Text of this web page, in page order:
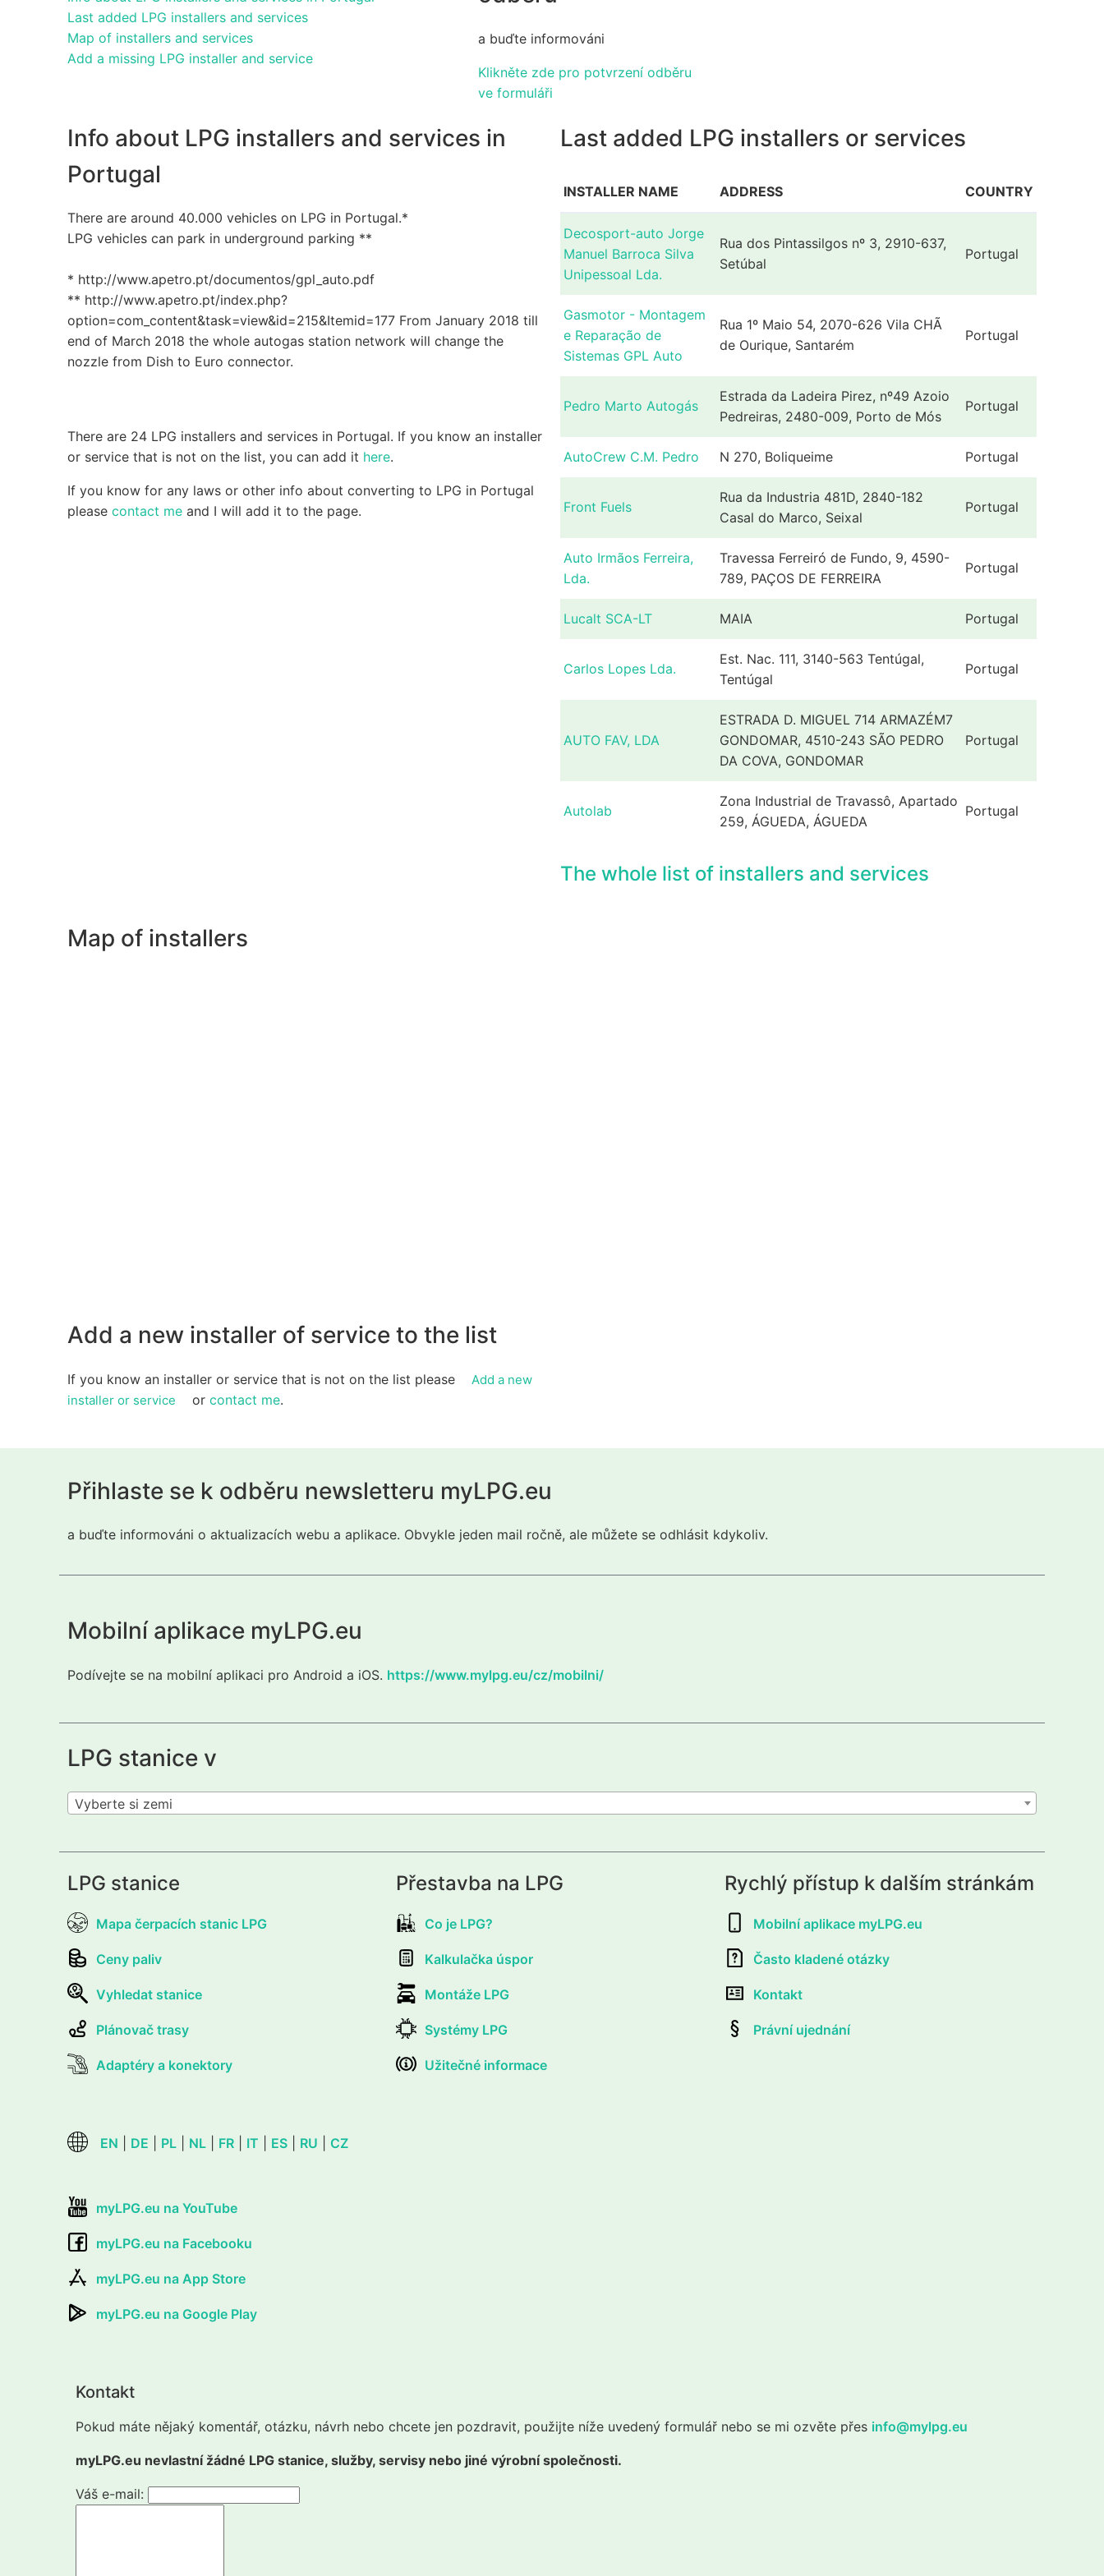
Last added LPG installers and services
Map of installers and services
Add a missing LPG installer and service
a buďte informováni
Klikněte zde pro potvrzení odběru
ve formuláři
Info about LPG installers and services in
Portugal
There are around 40.000 vehicles on LPG in Portugal.*
LPG vehicles can park in underground parking **
* http://www.apetro.pt/documentos/gpl_auto.pdf
** http://www.apetro.pt/index.php?
option=com_content&task=view&id=215&Itemid=177 From January 2018 till
end of March 2018 the whole autogas station network will change the
nozzle from Dish to Euro connector.
There are 24 LPG installers and services in Portugal. If you know an installer
or service that is not on the list, you can add it here.
If you know for any laws or other info about converting to LPG in Portugal
please contact me and I will add it to the page.
Last added LPG installers or services
INSTALLER NAME ADDRESS COUNTRY
Decosport-auto Jorge
Manuel Barroca Silva
Unipessoal Lda.
Rua dos Pintassilgos nº 3, 2910-637,
Setúbal
Portugal
Gasmotor - Montagem
e Reparação de
Sistemas GPL Auto
Rua 1º Maio 54, 2070-626 Vila CHÃ
de Ourique, Santarém
Portugal
Pedro Marto Autogás
Estrada da Ladeira Pirez, nº49 Azoio
Pedreiras, 2480-009, Porto de Mós
Portugal
AutoCrew C.M. Pedro N 270, Boliqueime Portugal
Front Fuels
Rua da Industria 481D, 2840-182
Casal do Marco, Seixal
Portugal
Auto Irmãos Ferreira,
Lda.
Travessa Ferreiró de Fundo, 9, 4590-
789, PAÇOS DE FERREIRA
Portugal
Lucalt SCA-LT MAIA Portugal
Carlos Lopes Lda.
Est. Nac. 111, 3140-563 Tentúgal,
Tentúgal
Portugal
AUTO FAV, LDA
ESTRADA D. MIGUEL 714 ARMAZÉM7
GONDOMAR, 4510-243 SÃO PEDRO
DA COVA, GONDOMAR
Portugal
Autolab
Zona Industrial de Travassô, Apartado
259, ÁGUEDA, ÁGUEDA
Portugal
The whole list of installers and services
Map of installers
Add a new installer of service to the list
If you know an installer or service that is not on the list please
Add a new
installer or service
or contact me.
Přihlaste se k odběru newsletteru myLPG.eu
a buďte informováni o aktualizacích webu a aplikace. Obvykle jeden mail ročně, ale můžete se odhlásit kdykoliv.
Mobilní aplikace myLPG.eu
Podívejte se na mobilní aplikaci pro Android a iOS. https://www.mylpg.eu/cz/mobilni/
LPG stanice v
Vyberte si zemi
LPG stanice
Mapa čerpacích stanic LPG
Ceny paliv
Vyhledat stanice
Plánovač trasy
Adaptéry a konektory
Přestavba na LPG
Co je LPG?
Kalkulačka úspor
Montáže LPG
Systémy LPG
Užitečné informace
Rychlý přístup k dalším stránkám
Mobilní aplikace myLPG.eu
Často kladené otázky
Kontakt
Právní ujednání
EN DE PL NL FR IT ES RU CZ
myLPG.eu na YouTube
myLPG.eu na Facebooku
myLPG.eu na App Store
myLPG.eu na Google Play
Kontakt
Pokud máte nějaký komentář, otázku, návrh nebo chcete jen pozdravit, použijte níže uvedený formulář nebo se mi ozvěte přes info@mylpg.eu
myLPG.eu nevlastní žádné LPG stanice, služby, servisy nebo jiné výrobní společnosti.
Váš e-mail: